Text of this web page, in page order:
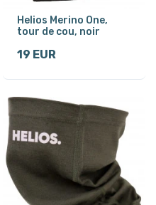
Helios Merino One,
tour de cou, noir
19 EUR